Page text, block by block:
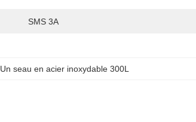
SMS 3A
Un seau en acier inoxydable 300L